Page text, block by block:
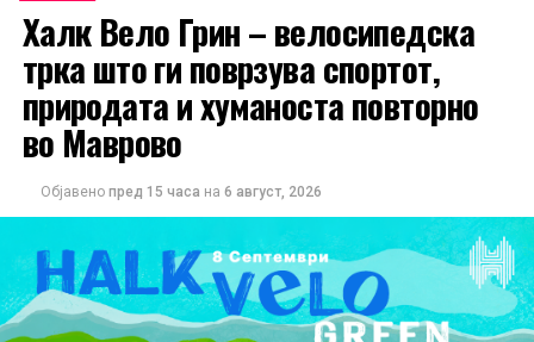
Халк Вело Грин – велосипедска
трка што ги поврзува спортот,
природата и хуманоста повторно
во Маврово
Објавено пред 15 часа на 6 август, 2026